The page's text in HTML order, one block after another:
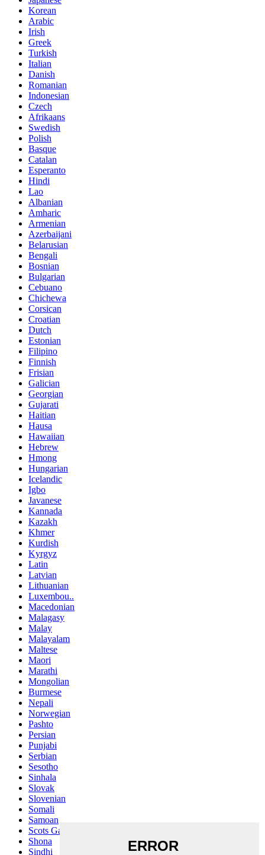
Korean
Arabic
Irish
Greek
Turkish
Italian
Danish
Romanian
Indonesian
Czech
Afrikaans
Swedish
Polish
Basque
Catalan
Esperanto
Hindi
Lao
Albanian
Amharic
Armenian
Azerbaijani
Belarusian
Bengali
Bosnian
Bulgarian
Cebuano
Chichewa
Corsican
Croatian
Dutch
Estonian
Filipino
Finnish
Frisian
Galician
Georgian
Gujarati
Haitian
Hausa
Hawaiian
Hebrew
Hmong
Hungarian
Icelandic
Igbo
Javanese
Kannada
Kazakh
Khmer
Kurdish
Kyrgyz
Latin
Latvian
Lithuanian
Luxembou..
Macedonian
Malagasy
Malay
Malayalam
Maltese
Maori
Marathi
Mongolian
Burmese
Nepali
Norwegian
Pashto
Persian
Punjabi
Serbian
Sesotho
Sinhala
Slovak
Slovenian
Somali
Samoan
Scots Gaelic
Shona
Sindhi